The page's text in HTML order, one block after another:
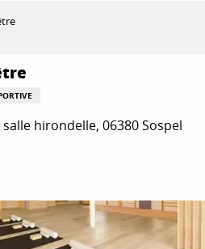
hirondelle, 06380 Sospel